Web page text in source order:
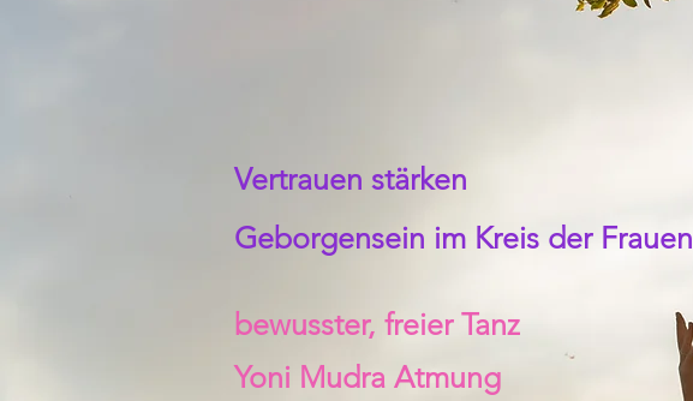
Vertrauen stärken
Geborgensein im Kreis der Frauen
bewusster, freier Tanz
Yoni Mudra Atmung